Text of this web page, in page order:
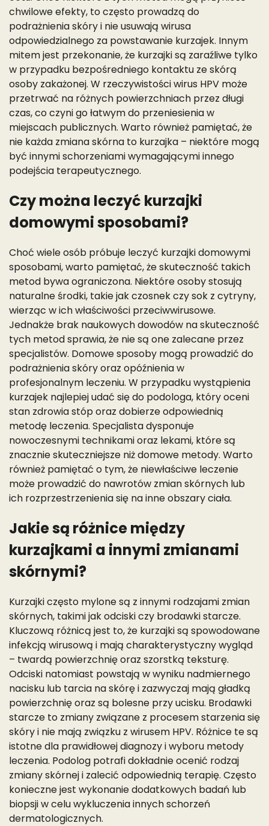
chwilowe efekty, to często prowadzą do
podrażnienia skóry i nie usuwają wirusa
odpowiedzialnego za powstawanie kurzajek. Innym
mitem jest przekonanie, że kurzajki są zaraźliwe tylko
w przypadku bezpośredniego kontaktu ze skórą
osoby zakażonej. W rzeczywistości wirus HPV może
przetrwać na różnych powierzchniach przez długi
czas, co czyni go łatwym do przeniesienia w
miejscach publicznych. Warto również pamiętać, że
nie każda zmiana skórna to kurzajka – niektóre mogą
być innymi schorzeniami wymagającymi innego
podejścia terapeutycznego.
Czy można leczyć kurzajki
domowymi sposobami?
Choć wiele osób próbuje leczyć kurzajki domowymi
sposobami, warto pamiętać, że skuteczność takich
metod bywa ograniczona. Niektóre osoby stosują
naturalne środki, takie jak czosnek czy sok z cytryny,
wierząc w ich właściwości przeciwwirusowe.
Jednakże brak naukowych dowodów na skuteczność
tych metod sprawia, że nie są one zalecane przez
specjalistów. Domowe sposoby mogą prowadzić do
podrażnienia skóry oraz opóźnienia w
profesjonalnym leczeniu. W przypadku wystąpienia
kurzajek najlepiej udać się do podologa, który oceni
stan zdrowia stóp oraz dobierze odpowiednią
metodę leczenia. Specjalista dysponuje
nowoczesnymi technikami oraz lekami, które są
znacznie skuteczniejsze niż domowe metody. Warto
również pamiętać o tym, że niewłaściwe leczenie
może prowadzić do nawrotów zmian skórnych lub
ich rozprzestrzenienia się na inne obszary ciała.
Jakie są różnice między
kurzajkami a innymi zmianami
skórnymi?
Kurzajki często mylone są z innymi rodzajami zmian
skórnych, takimi jak odciski czy brodawki starcze.
Kluczową różnicą jest to, że kurzajki są spowodowane
infekcją wirusową i mają charakterystyczny wygląd
– twardą powierzchnię oraz szorstką teksturę.
Odciski natomiast powstają w wyniku nadmiernego
nacisku lub tarcia na skórę i zazwyczaj mają gładką
powierzchnię oraz są bolesne przy ucisku. Brodawki
starcze to zmiany związane z procesem starzenia się
skóry i nie mają związku z wirusem HPV. Różnice te są
istotne dla prawidłowej diagnozy i wyboru metody
leczenia. Podolog potrafi dokładnie ocenić rodzaj
zmiany skórnej i zalecić odpowiednią terapię. Często
konieczne jest wykonanie dodatkowych badań lub
biopsji w celu wykluczenia innych schorzeń
dermatologicznych.